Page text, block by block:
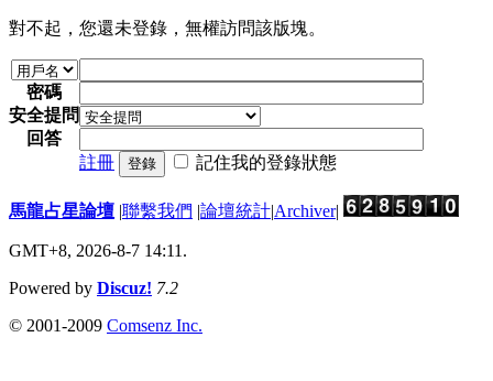
對不起，您還未登錄，無權訪問該版塊。
密碼
安全提問
回答
註冊
登錄 記住我的登錄狀態
馬龍占星論壇 |聯繫我們 |論壇統計|Archiver|
GMT+8, 2026-8-7 14:11.
Powered by Discuz! 7.2
© 2001-2009 Comsenz Inc.